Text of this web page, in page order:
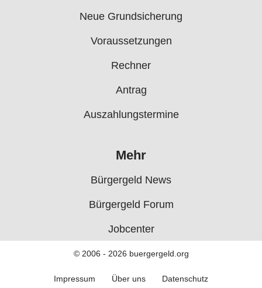
Neue Grundsicherung
Voraussetzungen
Rechner
Antrag
Auszahlungstermine
Mehr
Bürgergeld News
Bürgergeld Forum
Jobcenter
© 2006 - 2026 buergergeld.org
Impressum Über uns Datenschutz